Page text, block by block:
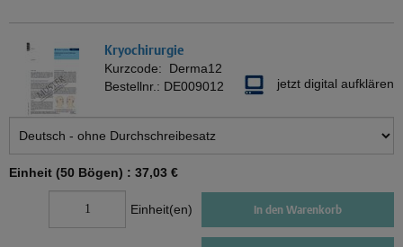
Kryochirurgie
Kurzcode: Derma12
Bestellnr.: DE009012 jetzt digital aufklären
Einheit (50 Bögen) : 37,03 €
Einheit(en) In den Warenkorb